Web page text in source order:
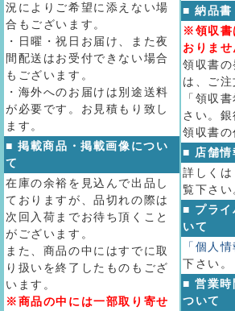
況によりご希望に添えない場
合もございます。
・日曜・祝日お届け、また夜
間配送はお受付できない場合
もございます。
・海外へのお届けは別途送料
が必要です。お見積もり致し
ます。
■ 掲載商品・掲載画像につい
て
在庫の余裕を見込んで出品し
ておりますが、品切れの際は
次回入荷までお待ち頂くこと
がございます。
また、商品の中にはすでに取
り扱いを終了したものもござ
います。
※商品の中には一部取り寄せ
■ 納品書
※領収書
おりませ
領収書
は、ご
「領収
さい。
領収書の
■ 店舗情
詳しくは
覧下さい
■ プライ
いて
「個人
下さい。
■ 営業時
ついて